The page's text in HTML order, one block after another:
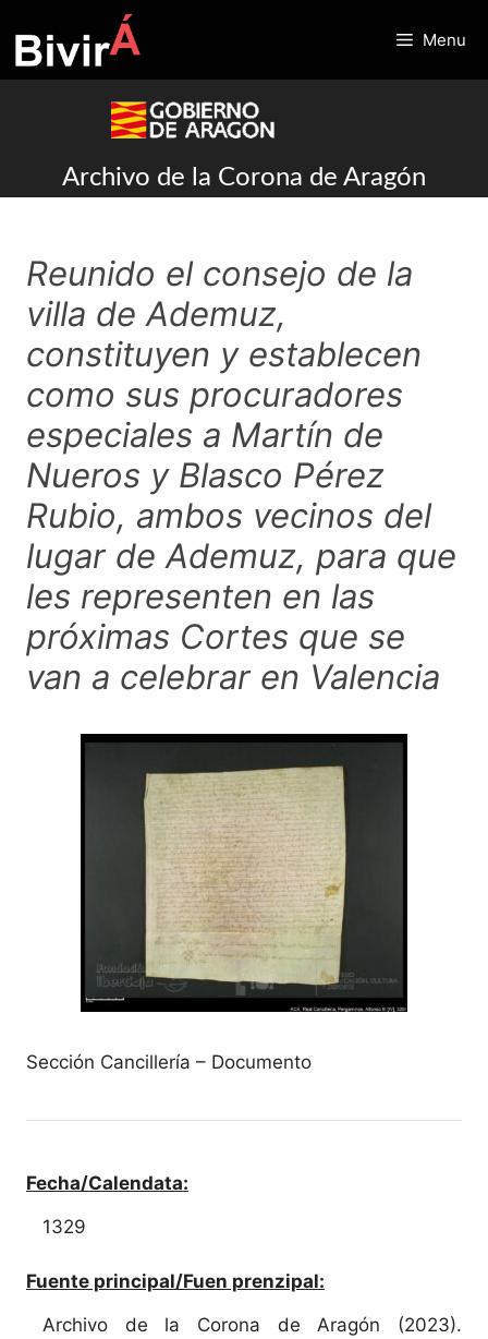
to
content
Menu
Archivo de la Corona de Aragón
Reunido el consejo de la
villa de Ademuz,
constituyen y establecen
como sus procuradores
especiales a Martín de
Nueros y Blasco Pérez
Rubio, ambos vecinos del
lugar de Ademuz, para que
les representen en las
próximas Cortes que se
van a celebrar en Valencia
Sección Cancillería – Documento
Fecha/Calendata:
1329
Fuente principal/Fuen prenzipal:
Archivo de la Corona de Aragón (2023).